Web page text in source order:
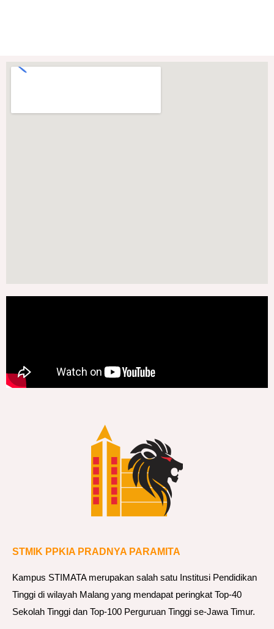
STMIK PPKIA PRADNYA PARAMITA
Kampus STIMATA merupakan salah satu Institusi Pendidikan
Tinggi di wilayah Malang yang mendapat peringkat Top-40
Sekolah Tinggi dan Top-100 Perguruan Tinggi se-Jawa Timur.